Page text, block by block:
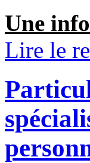
Une
Lire le